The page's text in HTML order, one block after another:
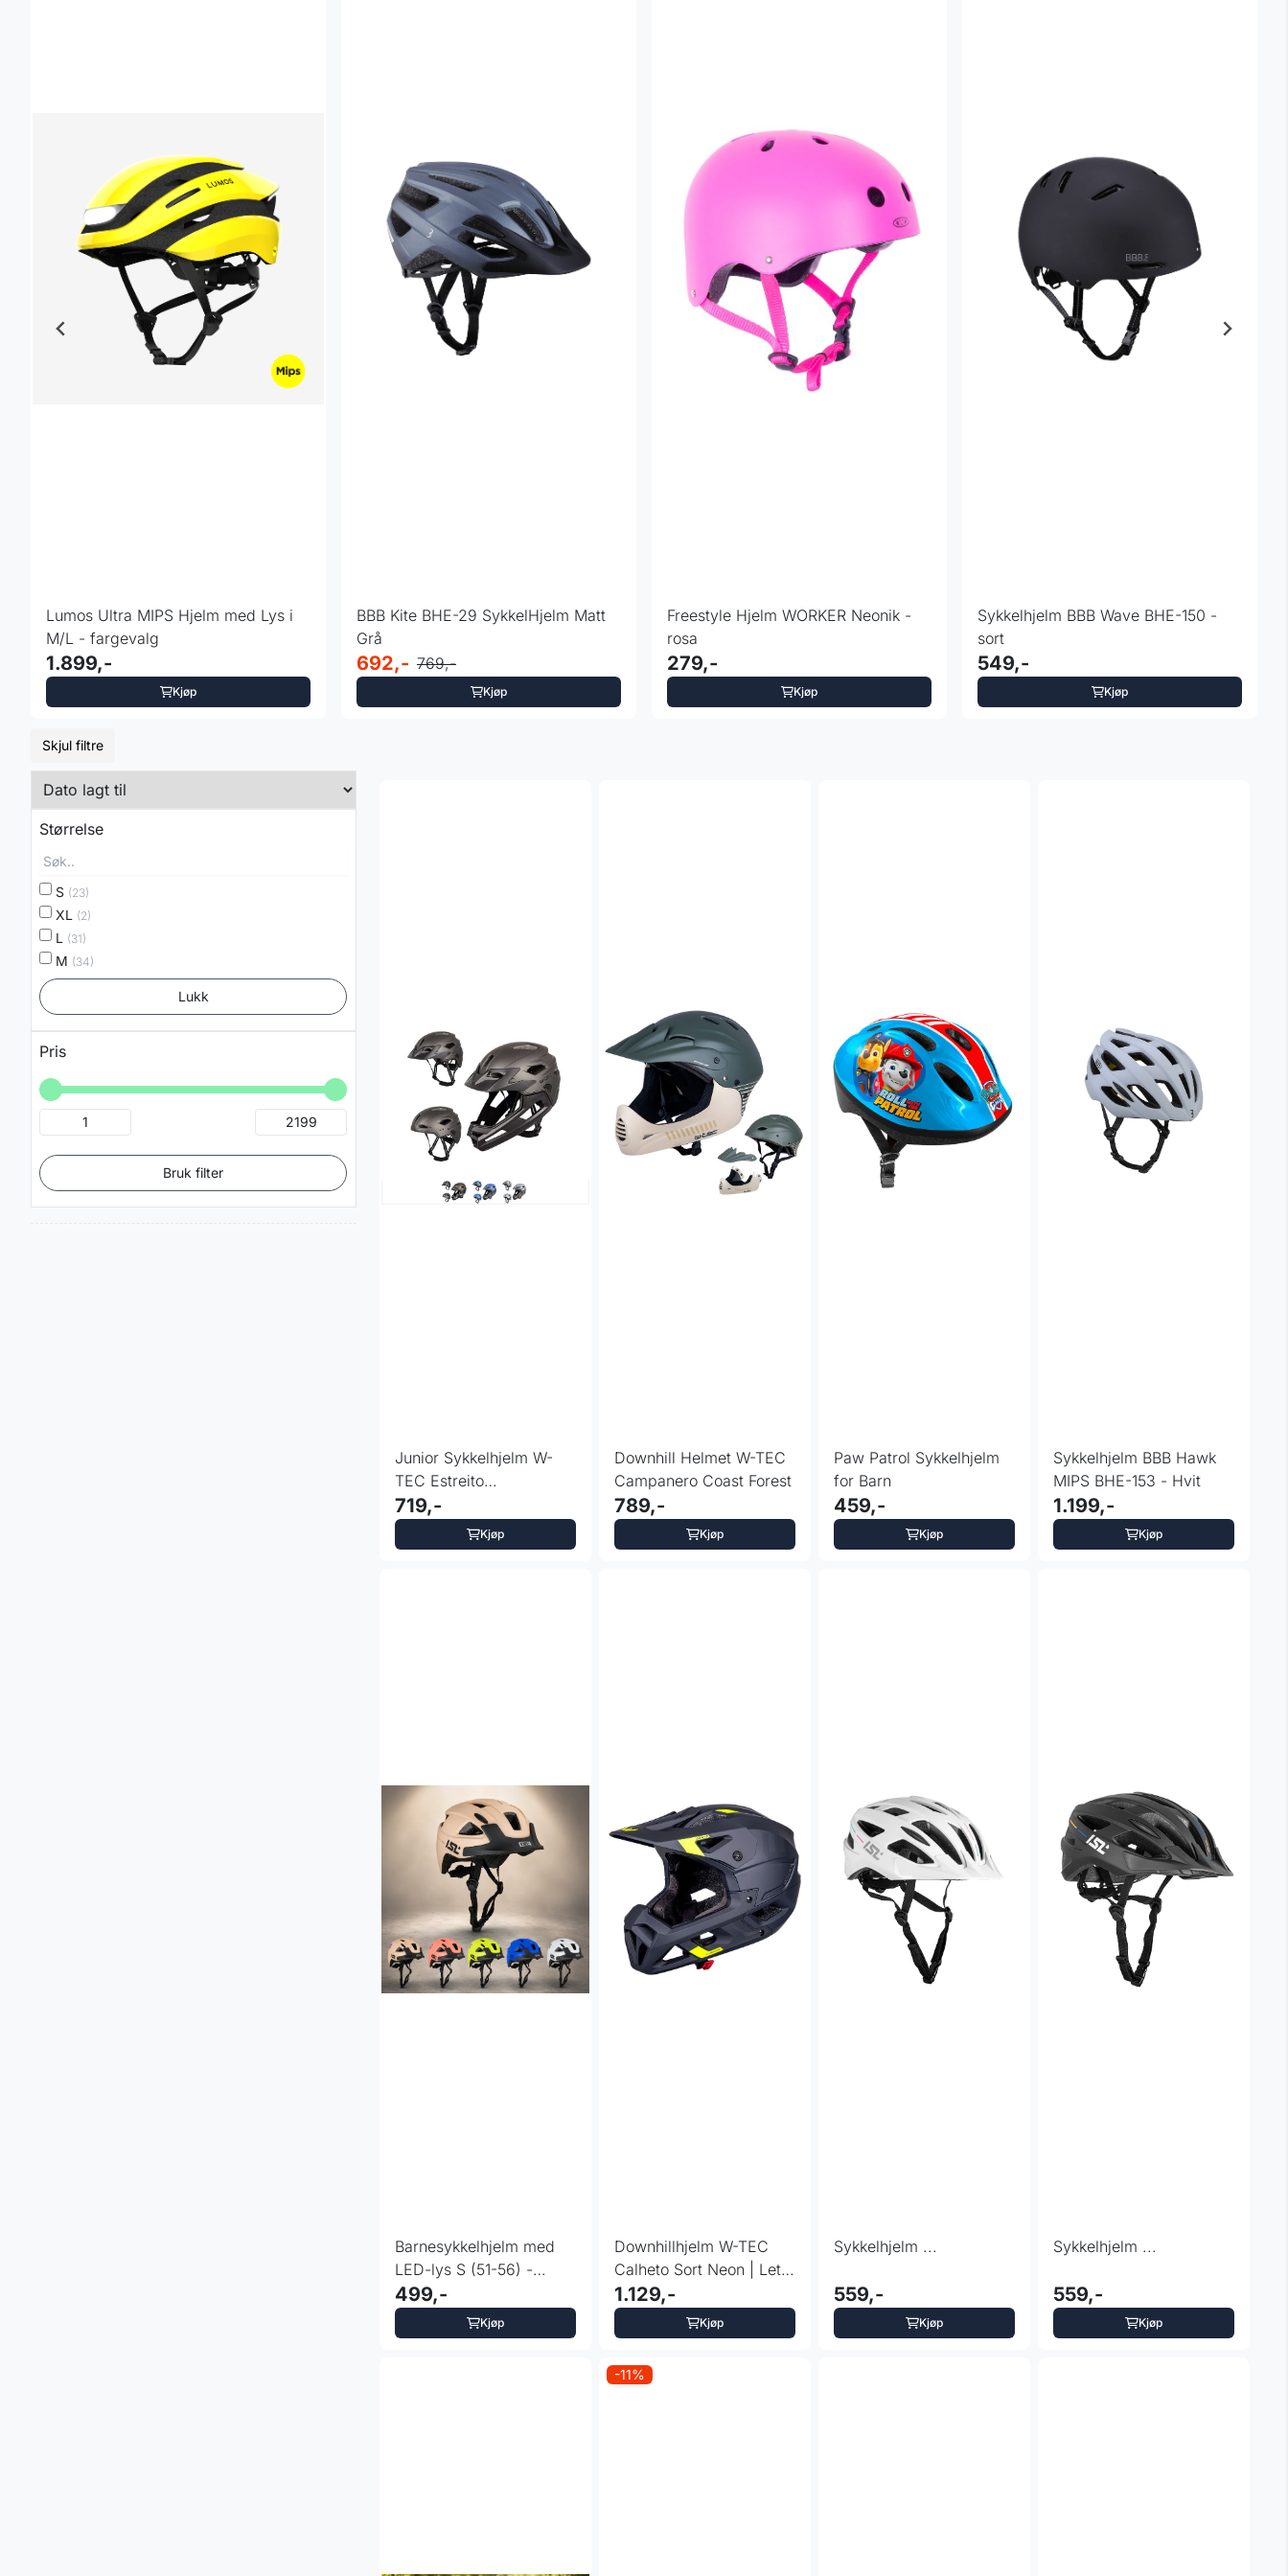
Lumos Ultra MIPS Hjelm med Lys i
M/L - fargevalg
1.899,-
Kjøp
BBB Kite BHE-29 SykkelHjelm Matt
Grå
692,- 769,-
Kjøp
Freestyle Hjelm WORKER Neonik -
rosa
279,-
Kjøp
Sykkelhjelm BBB Wave BHE-150 -
sort
549,-
Kjøp
Skjul filtre
Størrelse
S (23)
XL (2)
L (31)
M (34)
Lukk
Pris
Bruk filter
Junior Sykkelhjelm W-
TEC Estreito
Downhill/BMX -
fargevalg
719,-
Kjøp
Downhill Helmet W-TEC
Campanero Coast Forest
789,-
Kjøp
Paw Patrol Sykkelhjelm
for Barn
459,-
Kjøp
Sykkelhjelm BBB Hawk
MIPS BHE-153 - Hvit
1.199,-
Kjøp
Barnesykkelhjelm med
LED-lys S (51-56) -
Lumiro
499,-
Kjøp
Downhillhjelm W-TEC
Calheto Sort Neon | Lett
Fullface Hjelm
1.129,-
Kjøp
Sykkelhjelm ...
559,-
Kjøp
Sykkelhjelm ...
559,-
Kjøp
-11%